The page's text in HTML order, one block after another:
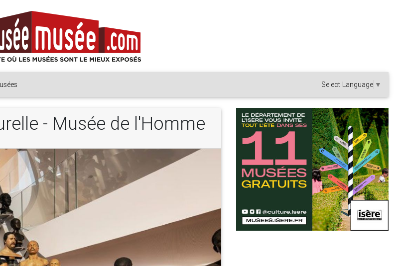
Select Language ▼
- Musée de l'Homme